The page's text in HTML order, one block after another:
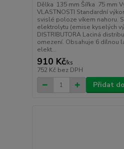
Dělka 135 mm Šířka 75 mm
VLASTNOSTI Standardní
svislé poloze víkem nahoru.
elektrolytu (emise kyselých
DISTRIBUTORA Laciná
omezení. Obsahuje 6 dílnou
elekt...
910 Kč/ks
752 Kč bez DPH
Přidat